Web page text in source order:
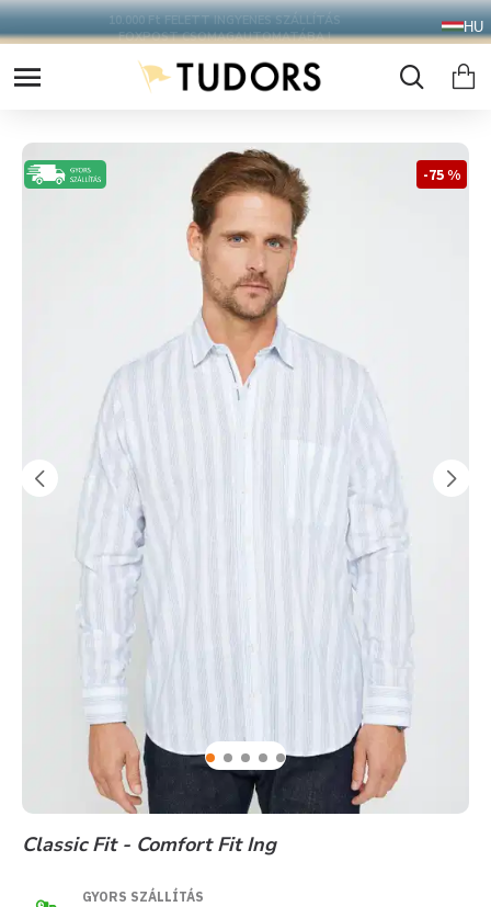
10.000 Ft FELETT INGYENES SZÁLLÍTÁS
FOXPOST CSOMAGAUTOMATÁBA !
HU
-75 %
Classic Fit - Comfort Fit Ing
GYORS SZÁLLÍTÁS